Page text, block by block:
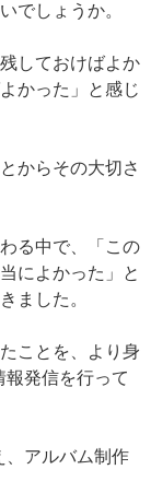
でしょうか。
しておけばよか
かった」と感じ
からその大切さ
る中で、「この
によかった」と
ました。
ことを、より身
発信を行って
、アルバム制作